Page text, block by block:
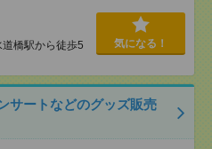
道橋駅から徒歩5
気になる！
サートなどのグッズ販売